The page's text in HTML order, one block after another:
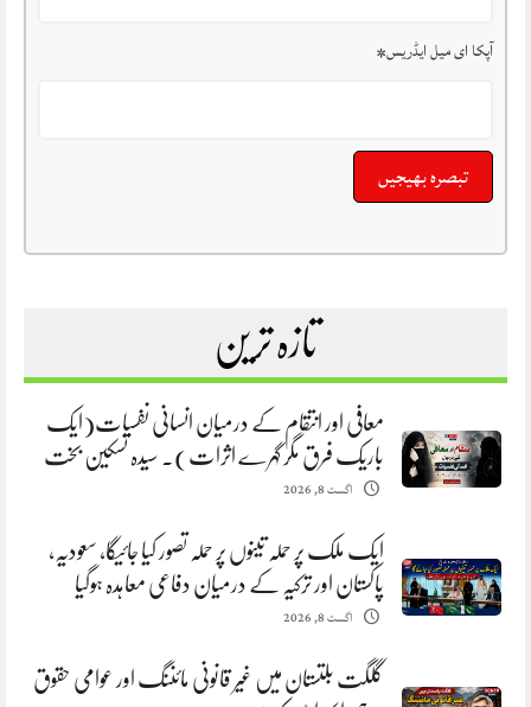
آپکا ای میل ایڈریس*
تازہ ترین
معافی اور انتقام کے درمیان انسانی نفسیات(ایک
باریک فرق مگر گہرے اثرات). سیدہ تسکین بخت
اگست 8, 2026
ایک ملک پر حملہ تینوں پر حملہ تصور کیا جائیگا، سعودیہ،
پاکستان اور ترکیہ کے درمیان دفاعی معاہدہ ہوگیا
اگست 8, 2026
گلگت بلتستان میں غیر قانونی مائننگ اور عوامی حقوق